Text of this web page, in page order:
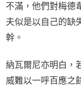
不滿，他們對梅德
夫似是以自己的缺
幹。
納瓦爾尼亦明白，
威難以一呼百應之